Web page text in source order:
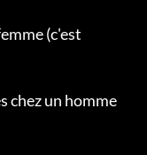
(c'est
chez un homme